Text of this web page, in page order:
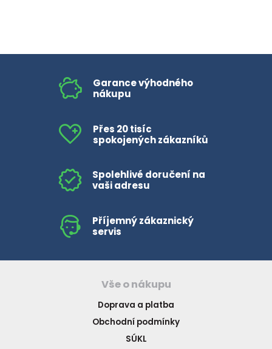
ŠÍPEK
DETOXIKAČNÍ OČISTA ORGANISMU
ŠTÍTNÁ ŽLÁZA
PÉČE O POPRSÍGarance výhodného
nákupu
Přes 20 tisíc
spokojených zákazníků
Spolehlivé doručení na
vaši adresu
Příjemný zákaznický
servis
Vše o nákupu
Doprava a platba
Obchodní podmínky
SÚKL